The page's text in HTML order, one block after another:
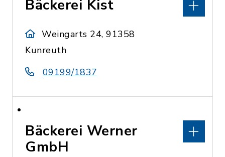
Bäckerei Kist
Weingarts 24, 91358
Kunreuth
09199/1837
Bäckerei Werner
GmbH